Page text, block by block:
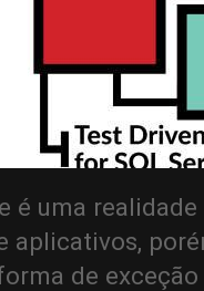
é uma
aplicativos,
de